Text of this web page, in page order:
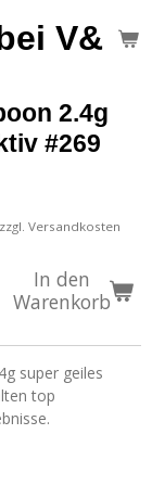
V&S
2.4g
#269
Versandkosten
In den
Warenkorb
super geiles
top